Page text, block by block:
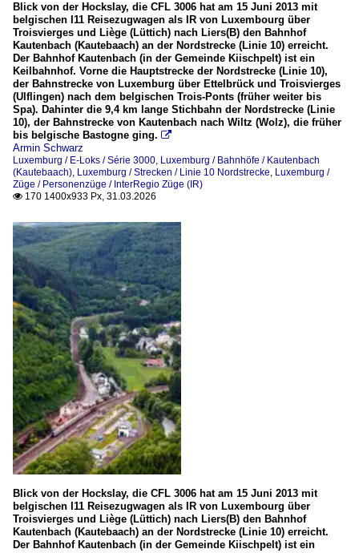
Blick von der Hockslay, die CFL 3006 hat am 15 Juni 2013 mit
belgischen I11 Reisezugwagen als IR von Luxembourg über
Troisvierges und Liège (Lüttich) nach Liers(B) den Bahnhof
Kautenbach (Kautebaach) an der Nordstrecke (Linie 10) erreicht.
Der Bahnhof Kautenbach (in der Gemeinde Kiischpelt) ist ein
Keilbahnhof. Vorne die Hauptstrecke der Nordstrecke (Linie 10),
der Bahnstrecke von Luxemburg über Ettelbrück und Troisvierges
(Ulflingen) nach dem belgischen Trois-Ponts (früher weiter bis
Spa). Dahinter die 9,4 km lange Stichbahn der Nordstrecke (Linie
10), der Bahnstrecke von Kautenbach nach Wiltz (Wolz), die früher
bis belgische Bastogne ging. 
Armin Schwarz
Luxemburg / E-Loks / Série 3000, Luxemburg / Bahnhöfe / Kautenbach
(Kautebaach), Luxemburg / Strecken / Linie 10 Nordstrecke, Luxemburg /
Züge / Personenzüge / InterRegio Züge (IR)
 170 1400x933 Px, 31.03.2026
Blick von der Hockslay, die CFL 3006 hat am 15 Juni 2013 mit
belgischen I11 Reisezugwagen als IR von Luxembourg über
Troisvierges und Liège (Lüttich) nach Liers(B) den Bahnhof
Kautenbach (Kautebaach) an der Nordstrecke (Linie 10) erreicht.
Der Bahnhof Kautenbach (in der Gemeinde Kiischpelt) ist ein